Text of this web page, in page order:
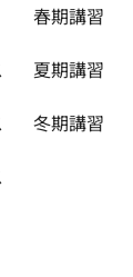
春期講習
夏期講習
冬期講習